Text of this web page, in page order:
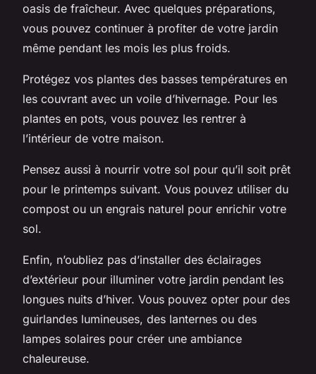
oasis de fraîcheur. Avec quelques préparations,
vous pouvez continuer à profiter de votre jardin
même pendant les mois les plus froids.
Protégez vos plantes des basses températures en
les couvrant avec un voile d’hivernage. Pour les
plantes en pots, vous pouvez les rentrer à
l’intérieur de votre maison.
Pensez aussi à nourrir votre sol pour qu’il soit prêt
pour le printemps suivant. Vous pouvez utiliser du
compost ou un engrais naturel pour enrichir votre
sol.
Enfin, n’oubliez pas d’installer des éclairages
d’extérieur pour illuminer votre jardin pendant les
longues nuits d’hiver. Vous pouvez opter pour des
guirlandes lumineuses, des lanternes ou des
lampes solaires pour créer une ambiance
chaleureuse.